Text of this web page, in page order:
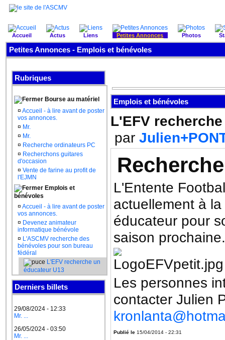
Accueil Actus Liens Petites Annonces Photos
Petites Annonces - Emplois et bénévoles
Rubriques
Bourse au matériel
¤ Accueil - à lire avant de poster
vos annonces.
¤ Mr.
¤ Mr.
¤ Recherche ordinateurs PC
¤ Recherchons guitares
d'occasion
¤ Vente de farine au profit de
l'EJMN
Emplois et
bénévoles
¤ Accueil - à lire avant de poster
vos annonces.
¤ Devenez animateur
informatique bénévole
¤ L'ASCMV recherche des
bénévoles pour son bureau
fédéral
L'EFV recherche un
éducateur U13
Derniers billets
29/08/2024 - 12:33
Mr. ...
26/05/2024 - 03:50
Mr. ...
Emplois et bénévoles
L'EFV
par
L'Entente
actuellement à
éducateur pour
saison prochaine.
Les personnes
contacter Julien
Publié le 15/04/2014 - 22:31